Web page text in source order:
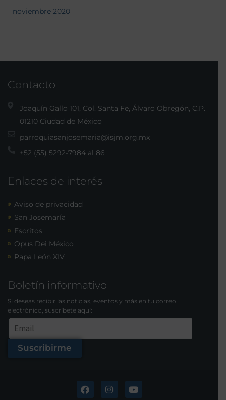
noviembre 2020
Contacto
Joaquín Gallo 101, Col. Santa Fe, Álvaro Obregón, C.P.
01210 Ciudad de México
parroquiasanjosemaria@isjm.org.mx
+52 (55) 5292-7984 al 86
Enlaces de interés
Aviso de privacidad
San Josemaría
Escritos
Opus Dei México
Papa León XIV
Boletín informativo
Si deseas recibir las noticias, eventos y más en tu correo
electrónico, suscríbete aquí:
Suscribirme